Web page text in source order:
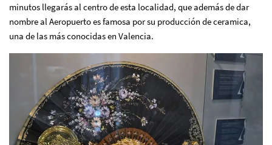
minutos llegarás al centro de esta localidad, que además de dar
nombre al Aeropuerto es famosa por su producción de ceramica,
una de las más conocidas en Valencia.